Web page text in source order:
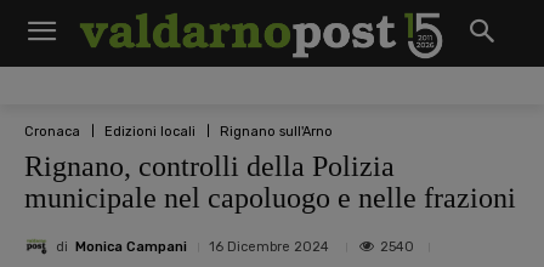
Cronaca Edizioni locali Rignano sull'Arno
Rignano, controlli della Polizia
municipale nel capoluogo e nelle frazioni
di Monica Campani 16 Dicembre 2024 2540